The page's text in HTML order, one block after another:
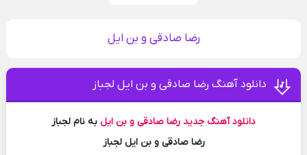
رضا صادقی و بن ایل
دانلود آهنگ رضا صادقی و بن ایل لجباز
دانلود آهنگ جدید رضا صادقی و بن ایل به نام لجباز
رضا صادقی و بن ایل لجباز